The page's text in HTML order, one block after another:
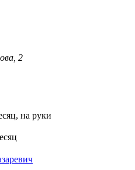
2
на руки